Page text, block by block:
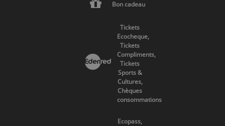
Bon cadeau
Tickets
Ecocheque,
Tickets
Compliments,
Tickets
Sports &
Cultures,
Chèques
consommations
Ecopass,